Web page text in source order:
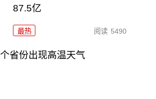
87.5亿
最热 阅读 5490
省份出现高温天气